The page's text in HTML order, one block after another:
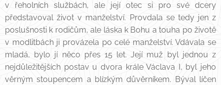
v řeholních službách, ale její otec si pro své dcery
představoval život v manželství. Provdala se tedy jen z
poslušnosti k rodičům, ale láska k Bohu a touha po životě
v modlitbách ji provázela po celé manželství. Vdávala se
mladá, bylo jí něco přes 15 let. Její muž byl jednou z
nejdůležitějších postav u dvora krále Václava I, byl jeho
věrným stoupencem a blízkým důvěrníkem. Býval líčen